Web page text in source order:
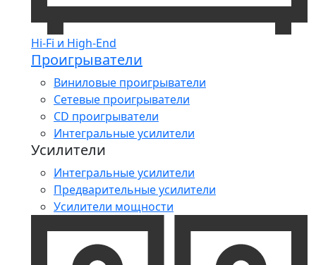
Hi-Fi и High-End
Проигрыватели
Виниловые проигрыватели
Сетевые проигрыватели
CD проигрыватели
Интегральные усилители
Усилители
Интегральные усилители
Предварительные усилители
Усилители мощности